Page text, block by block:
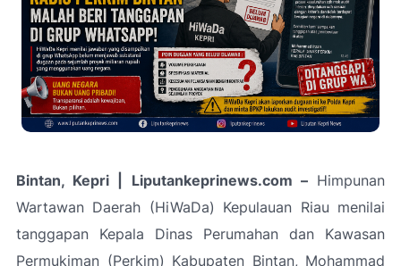
Bintan, Kepri | Liputankeprinews.com –Himpunan
Wartawan Daerah (HiWaDa) Kepulauan Riau menilai
tanggapan Kepala Dinas Perumahan dan Kawasan
Permukiman (Perkim) Kabupaten Bintan, Mohammad